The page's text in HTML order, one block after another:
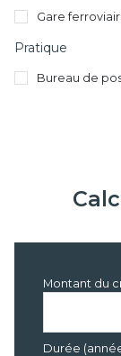
Gare
Pratique
Bureau de
Montant du
Durée